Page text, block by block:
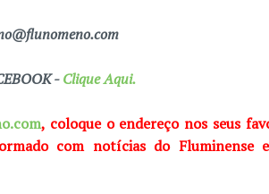
-Clique Aqui.
, coloque o endereço nos seus
com notícias do Fluminense